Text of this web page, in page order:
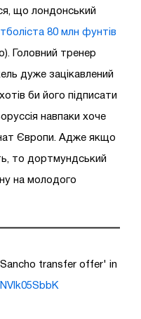
що лондонський
80 млн фунтів
Головний тренер
дуже зацікавлений
би його підписати
навпаки хоче
Європи. Адже якщо
то дортмундський
на молодого
transfer offer' in